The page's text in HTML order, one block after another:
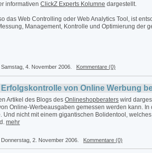
informativen ClickZ Experts Kolumne dargestellt.
das Web Controlling oder Web Analytics Tool, ist
Management, Kontrolle und Optimierung der
Samstag, 4. November 2006. Kommentare (0)
Erfolgskontrolle von Online Werbung
Artikel des Blogs des Onlineshopberaters wird
Online-Werbeausgaben gemessen werden kann. In
Und nicht mit einem gigantischen Bolidentool,
mehr
Donnerstag, 2. November 2006. Kommentare (0)